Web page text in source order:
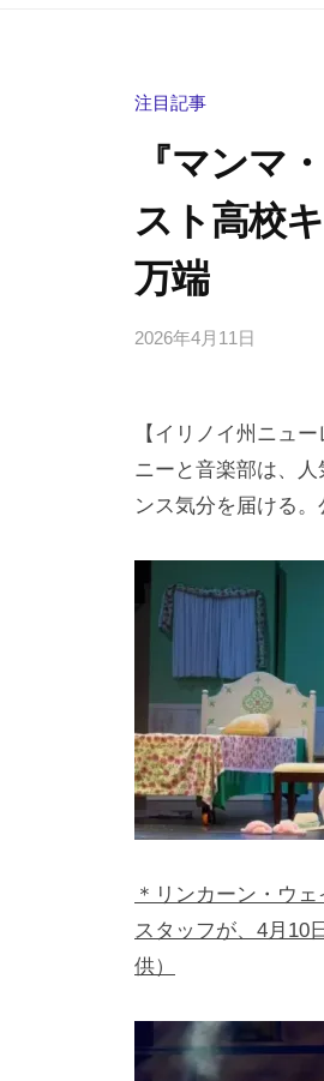
注目記事
『マンマ
スト高校
万端
2026年4月11日
i
g
a
h
i
y
a
m
a
の
コ
メ
ト
【イリノイ州ニュ
ニーと音楽部は、
ンス気分を届ける。
＊リンカーン・ウ
スタッフが、4月10
供）